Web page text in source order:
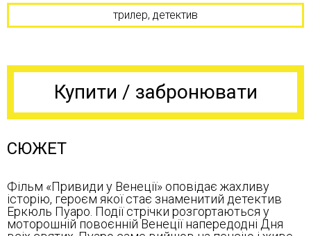
трилер, детектив
Купити / забронювати
СЮЖЕТ
Фільм «Привиди у Венеції» оповідає жахливу
історію, героєм якої стає знаменитий детектив
Еркюль Пуаро. Події стрічки розгортаються у
моторошній повоєнній Венеції напередодні Дня